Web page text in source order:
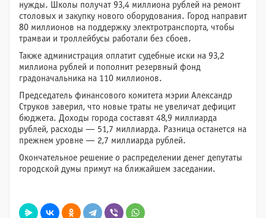
нужды. Школы получат 93,4 миллиона рублей на ремонт
столовых и закупку нового оборудования. Город направит
80 миллионов на поддержку электротранспорта, чтобы
трамваи и троллейбусы работали без сбоев.
Также администрация оплатит судебные иски на 93,2
миллиона рублей и пополнит резервный фонд
градоначальника на 110 миллионов.
Председатель финансового комитета мэрии Александр
Струков заверил, что новые траты не увеличат дефицит
бюджета. Доходы города составят 48,9 миллиарда
рублей, расходы — 51,7 миллиарда. Разница останется на
прежнем уровне — 2,7 миллиарда рублей.
Окончательное решение о распределении денег депутаты
городской думы примут на ближайшем заседании.